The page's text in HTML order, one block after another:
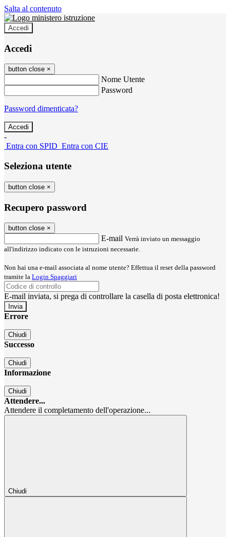
Salta al contenuto
Accedi
Accedi
button close ×
Nome Utente
Password
Password dimenticata?
-
Entra con SPID Entra con CIE
Seleziona utente
button close ×
Recupero password
button close ×
E-mail Verrà inviato un messaggio
all'indirizzo indicato con le istruzioni necessarie.
Non hai una e-mail associata al nome utente? Effettua il reset della password
tramite la Login Spaggiari
E-mail inviata, si prega di controllare la casella di posta elettronica!
Errore
Chiudi
Successo
Chiudi
Informazione
Chiudi
Attendere...
Attendere il completamento dell'operazione...
Chiudi